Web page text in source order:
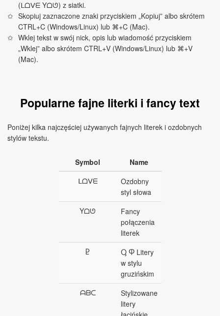
(ᒪᗝⅤᗴ Yᗝᘎ) z siatki.
Skopiuj zaznaczone znaki przyciskiem „Kopiuj” albo skrótem
CTRL+C (Windows/Linux) lub ⌘+C (Mac).
Wklej tekst w swój nick, opis lub wiadomość przyciskiem
„Wklej” albo skrótem CTRL+V (Windows/Linux) lub ⌘+V
(Mac).
Popularne fajne literki i fancy text
Poniżej kilka najczęściej używanych fajnych literek i ozdobnych
stylów tekstu.
Symbol
Name
ᒪᗝⅤᗴ
Ozdobny
styl słowa
Yᗝᘎ
Fancy
połączenia
literek
Ⴒ
Ⴓ Ⴔ Litery
w stylu
gruzińskim
ᗩᗷᑕ
Stylizowane
litery